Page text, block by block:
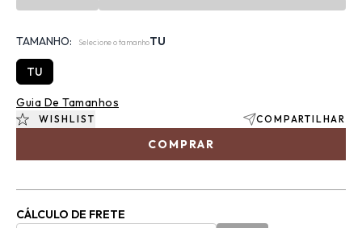
TAMANHO: Selecione o tamanhoTU
TU
COMPRAR
WISHLIST COMPARTILHAR
Guia De Tamanhos
CÁLCULO DE FRETE